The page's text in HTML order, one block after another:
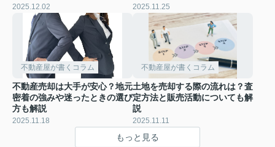
2025.12.02 2025.11.25
不動産屋が書くコラム
不動産売却は大手が安心？地元
密着の強みや迷ったときの選び
方も解説
2025.11.18
不動産屋が書くコラム
土地を売却する際の流れは？査
定方法と販売活動についても解
説
2025.11.11
もっと見る